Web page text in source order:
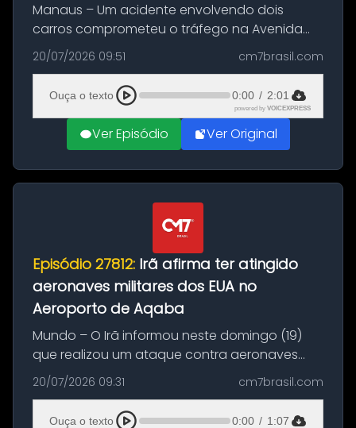
Manaus – Um acidente envolvendo dois
carros comprometeu o tráfego na Avenida
Brasil durante a manhã desta segunda-feira
(20), em frente ao complexo da Prefeitura de
Manaus, na Zona Oeste. A batida ter...
20/07/2026 09:51 cm7brasil.com
Ouça o texto 0:00 / 2:01
powered by VOICEXPRESS
Ver Episódio Ver Original
Episódio 27812: Irã afirma ter atingido
aeronaves militares dos EUA no
Aeroporto de Aqaba
Mundo – O Irã informou neste domingo (19)
que realizou um ataque contra aeronaves
militares dos Estados Unidos estacionadas no
Aeroporto de Aqaba, na Jordânia, durante a
21ª fase da Operação Nasr 2. A...
20/07/2026 09:31 cm7brasil.com
Ouça o texto 0:00 / 1:07